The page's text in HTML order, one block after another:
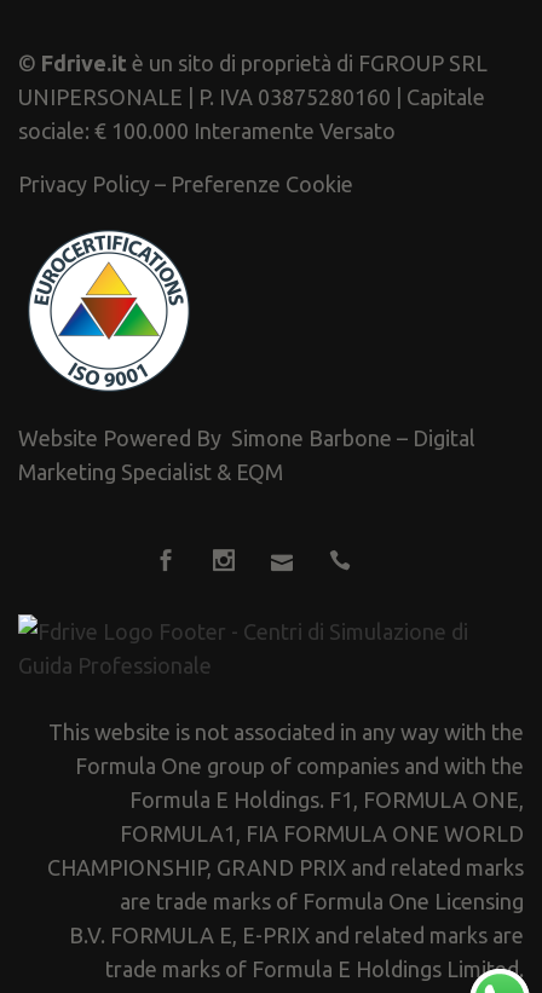
© Fdrive.it è un sito di proprietà di FGROUP SRL
UNIPERSONALE | P. IVA 03875280160 | Capitale
sociale: € 100.000 Interamente Versato
Privacy Policy – Preferenze Cookie
Website Powered By Simone Barbone – Digital
Marketing Specialist & EQM
This website is not associated in any way with the
Formula One group of companies and with the
Formula E Holdings. F1, FORMULA ONE,
FORMULA1, FIA FORMULA ONE WORLD
CHAMPIONSHIP, GRAND PRIX and related marks
are trade marks of Formula One Licensing
B.V. FORMULA E, E-PRIX and related marks are
trade marks of Formula E Holdings Limited.